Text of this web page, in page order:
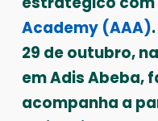
Academy (AAA)
29 de outubro,
em Adis Abeba,
acompanha a